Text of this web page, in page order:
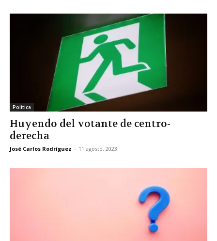
Política
Huyendo del votante de centro-
derecha
José Carlos Rodríguez - 11 agosto, 2023